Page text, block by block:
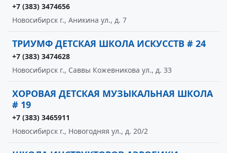
+7 (383) 3474656
Новосибирск г., Аникина ул., д. 7
ТРИУМФ ДЕТСКАЯ ШКОЛА ИСКУССТВ # 24
+7 (383) 3474628
Новосибирск г., Саввы Кожевникова ул., д. 33
ХОРОВАЯ ДЕТСКАЯ МУЗЫКАЛЬНАЯ ШКОЛА
# 19
+7 (383) 3465911
Новосибирск г., Новогодняя ул., д. 20/2